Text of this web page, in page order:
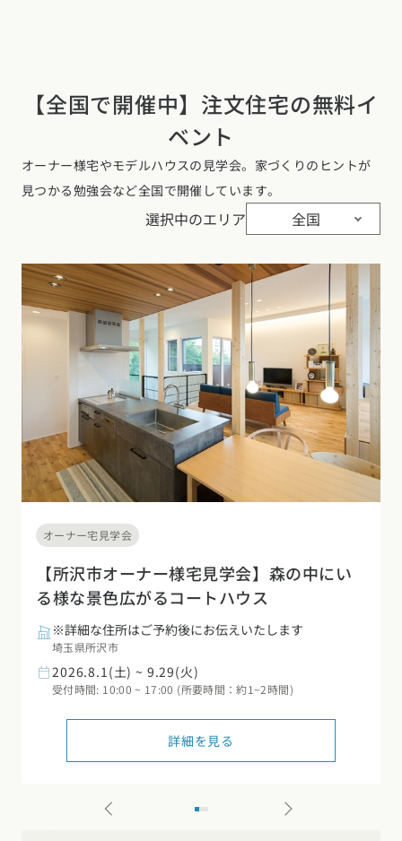
【全国で開催中】注文住宅の無料イ
ベント
オーナー様宅やモデルハウスの見学会。家づくりのヒントが
見つかる勉強会など全国で開催しています。
選択中のエリア 全国
オーナー宅見学会
【所沢市オーナー様宅見学会】森の中にい
る様な景色広がるコートハウス
※詳細な住所はご予約後にお伝えいたします
埼玉県所沢市
2026.8.1(土) ~ 9.29(火)
受付時間: 10:00 ~ 17:00 (所要時間：約1~2時間)
詳細を見る